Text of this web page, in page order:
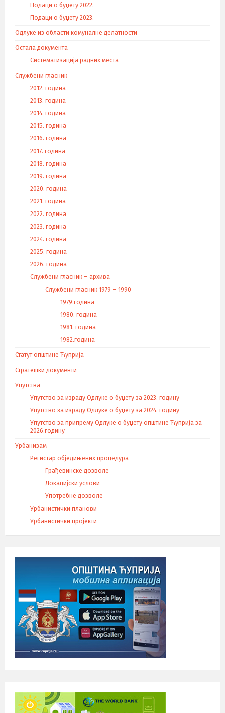
Подаци о буџету 2022.
Подаци о буџету 2023.
Одлуке из области комуналне делатности
Остала документа
Систематизација радних места
Службени гласник
2012. година
2013. година
2014. година
2015. година
2016. година
2017. година
2018. година
2019. година
2020. година
2021. година
2022. година
2023. година
2024. година
2025. година
2026. година
Службени гласник – архива
Службени гласник 1979 – 1990
1979.година
1980. година
1981. година
1982.година
Статут општине Ћуприја
Стратешки документи
Упутства
Упутство за израду Одлуке о буџету за 2023. годину
Упутство за израду Одлуке о буџету за 2024. годину
Упутство за припрему Одлуке о буџету општине Ћуприја за
2026.годину
Урбанизам
Регистар обједињених процедура
Грађевинске дозволе
Локацијски услови
Употребне дозволе
Урбанистички планови
Урбанистички пројекти